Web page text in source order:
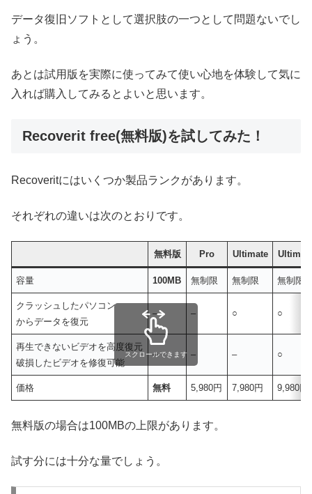
データ復旧ソフトとして選択肢の一つとして問題ないでし
ょう。
あとは試用版を実際に使ってみて使い心地を体験して気に
入れば購入してみるとよいと思います。
Recoverit free(無料版)を試してみた！
Recoveritにはいくつか製品ランクがあります。
それぞれの違いは次のとおりです。
無料版 Pro Ultimate
容量 100MB 無制限 無制限 無制限
クラッシュしたパソコン
からデータを復元
– – ○ ○
再生できないビデオを高度復元
破損したビデオを修復可能
– – – ○
価格 無料 5,980円 7,980円 9,980円
スクロールできます
無料版の場合は100MBの上限があります。
試す分には十分な量でしょう。